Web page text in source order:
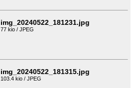
img_20240522_181231.jpg
77 kio / JPEG
img_20240522_181315.jpg
103.4 kio / JPEG